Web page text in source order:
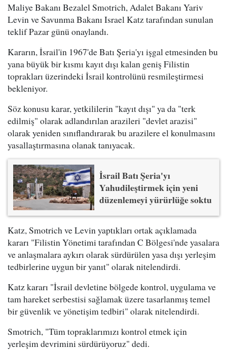
Maliye Bakanı Bezalel Smotrich, Adalet Bakanı Yariv
Levin ve Savunma Bakanı Israel Katz tarafından sunulan
teklif Pazar günü onaylandı.
Kararın, İsrail'in 1967'de Batı Şeria'yı işgal etmesinden bu
yana büyük bir kısmı kayıt dışı kalan geniş Filistin
toprakları üzerindeki İsrail kontrolünü resmileştirmesi
bekleniyor.
Söz konusu karar, yetkililerin "kayıt dışı" ya da "terk
edilmiş" olarak adlandırılan arazileri "devlet arazisi"
olarak yeniden sınıflandırarak bu arazilere el konulmasını
yasallaştırmasına olanak tanıyacak.
İsrail Batı Şeria'yı
Yahudileştirmek için yeni
düzenlemeyi yürürlüğe soktu
Katz, Smotrich ve Levin yaptıkları ortak açıklamada
kararı "Filistin Yönetimi tarafından C Bölgesi'nde yasalara
ve anlaşmalara aykırı olarak sürdürülen yasa dışı yerleşim
tedbirlerine uygun bir yanıt" olarak nitelendirdi.
Katz kararı "İsrail devletine bölgede kontrol, uygulama ve
tam hareket serbestisi sağlamak üzere tasarlanmış temel
bir güvenlik ve yönetişim tedbiri" olarak nitelendirdi.
Smotrich, "Tüm topraklarımızı kontrol etmek için
yerleşim devrimini sürdürüyoruz" dedi.